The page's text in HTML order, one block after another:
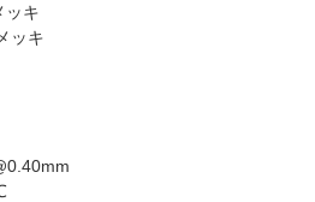
ッキ
ッキ